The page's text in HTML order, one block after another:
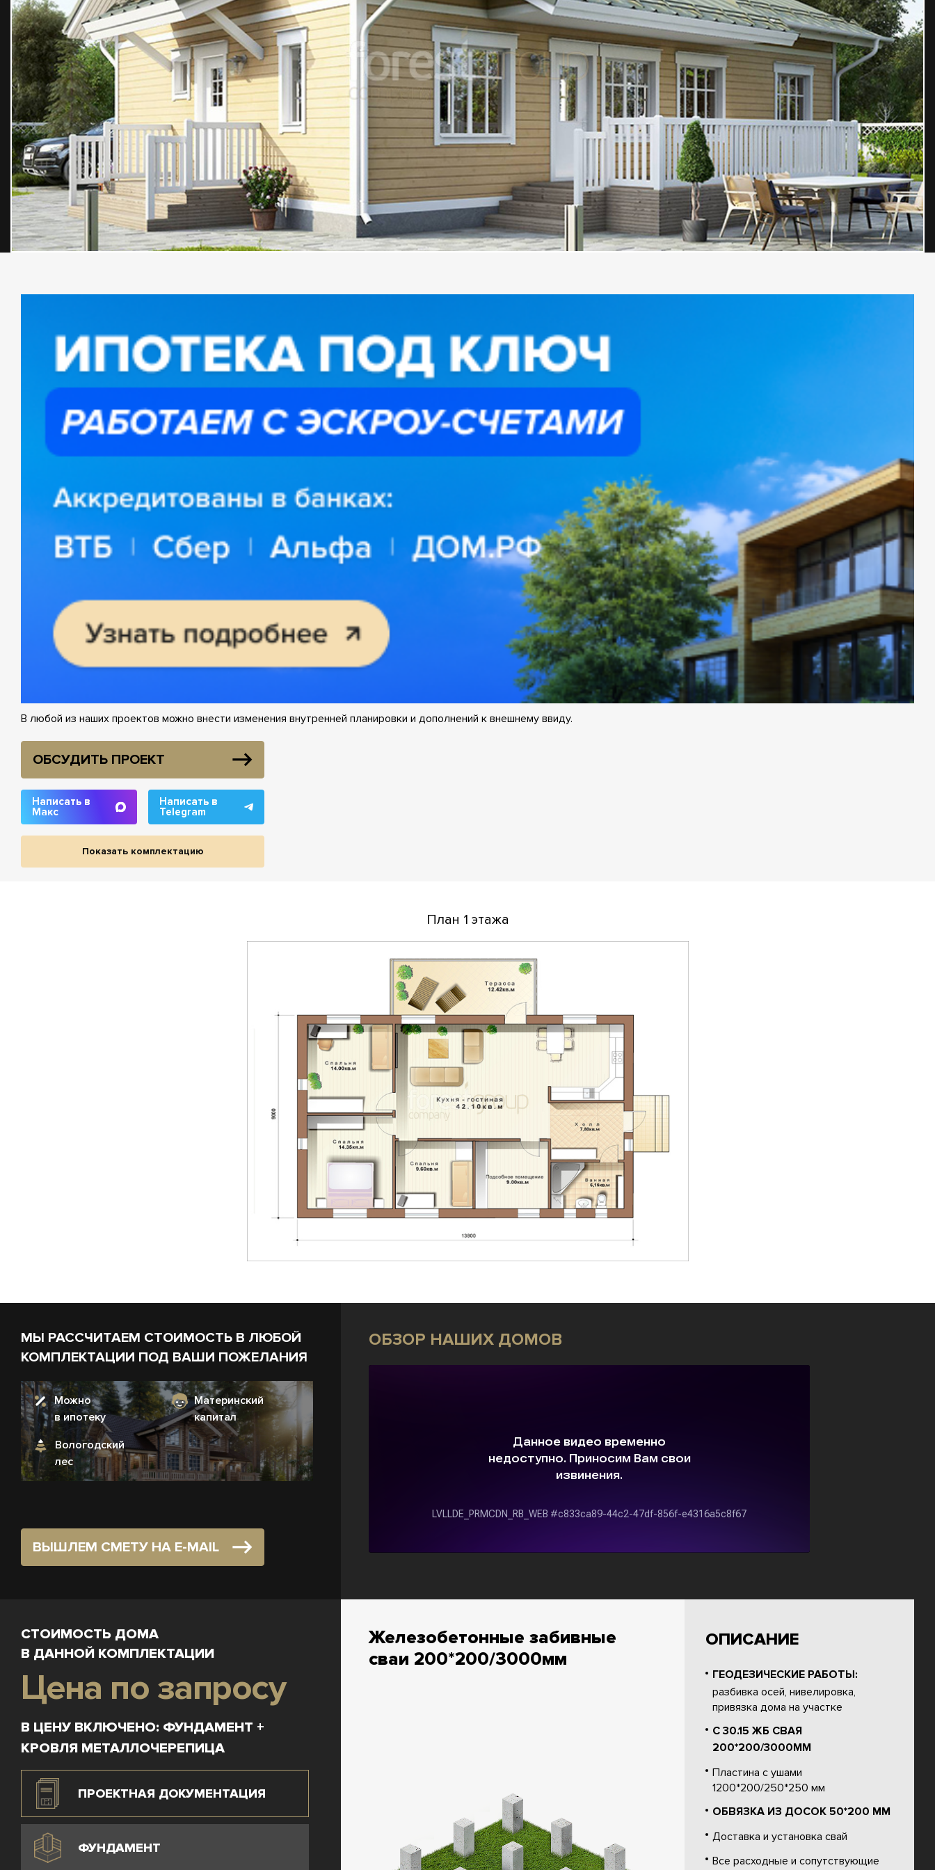
В любой из наших проектов можно внести изменения внутренней планировки и дополнений к внешнему ввиду.
ОБСУДИТЬ ПРОЕКТ
Написать в
Макс
Написать в
Telegram
Показать комплектацию
План 1 этажа
МЫ РАССЧИТАЕМ СТОИМОСТЬ В ЛЮБОЙ
КОМПЛЕКТАЦИИ ПОД ВАШИ ПОЖЕЛАНИЯ
Можно
в ипотеку
Материнский
капитал
Вологодский
лес
ВЫШЛЕМ СМЕТУ НА E-MAIL
ОБЗОР НАШИХ ДОМОВ
СТОИМОСТЬ ДОМА
В ДАННОЙ КОМПЛЕКТАЦИИ
Цена по запросу
В ЦЕНУ ВКЛЮЧЕНО: ФУНДАМЕНТ +
КРОВЛЯ МЕТАЛЛОЧЕРЕПИЦА
ПРОЕКТНАЯ ДОКУМЕНТАЦИЯ
ФУНДАМЕНТ
Железобетонные забивные
сваи 200*200/3000мм
ОПИСАНИЕ
ГЕОДЕЗИЧЕСКИЕ РАБОТЫ:
разбивка осей, нивелировка,
привязка дома на участке
С 30.15 ЖБ СВАЯ
200*200/3000ММ
Пластина с ушами
1200*200/250*250 мм
ОБВЯЗКА ИЗ ДОСОК 50*200 ММ
Доставка и установка свай
Все расходные и сопутствующие